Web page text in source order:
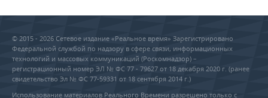
© 2015 - 2026 Сетевое издание «Реальное время» Зарегистрировано
Федеральной службой по надзору в сфере связи, информационных
технологий и массовых коммуникаций (Роскомнадзор) –
регистрационный номер ЭЛ № ФС 77 - 79627 от 18 декабря 2020 г. (ранее
свидетельство Эл № ФС 77-59331 от 18 сентября 2014 г.)
Использование материалов Реального Времени разрешено только с